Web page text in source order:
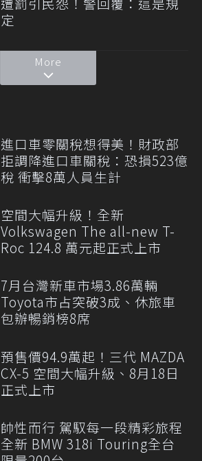
定
More
進口車零關稅想得美！財政部
拒調降進口車關稅：恐損523億
稅 衝擊8萬人員生計
空間大幅升級！全新
Volkswagen The all-new T-
Roc 124.8 萬元起正式上市
7月台灣新車市場3.86萬輛
Toyota市占突破3成、休旅車
包辦暢銷榜8席
預售價94.9萬起！三代 MAZDA
CX-5 空間大幅升級、8月18日
正式上市
帥性而行 駕馭每一段精彩旅程
全新 BMW 318i Touring全台